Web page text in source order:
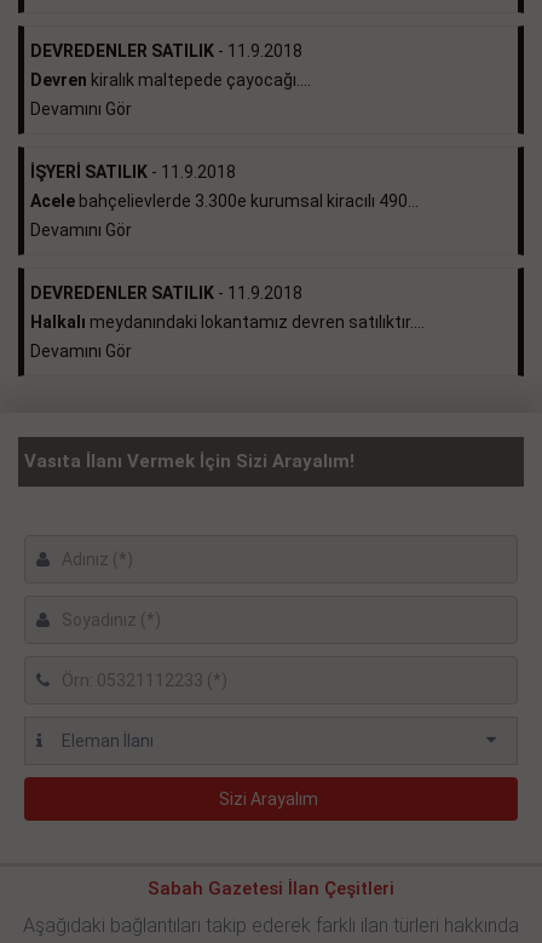
DEVREDENLER SATILIK - 11.9.2018
Devren kiralık maltepede çayocağı....
Devamını Gör
İŞYERİ SATILIK - 11.9.2018
Acele bahçelievlerde 3.300e kurumsal kiracılı 490...
Devamını Gör
DEVREDENLER SATILIK - 11.9.2018
Halkalı meydanındaki lokantamız devren satılıktır....
Devamını Gör
Vasıta İlanı Vermek İçin Sizi Arayalım!
Sabah Gazetesi İlan Çeşitleri
Aşağıdaki bağlantıları takip ederek farklı ilan türleri hakkında